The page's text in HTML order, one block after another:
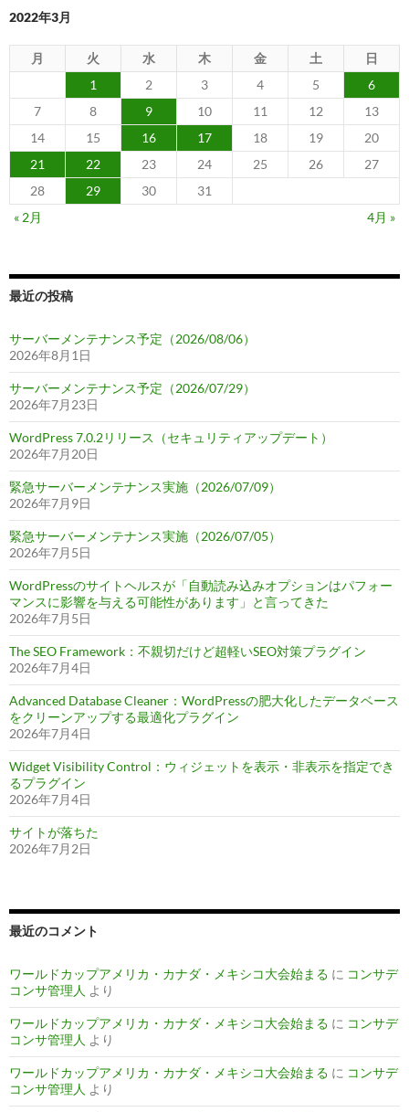
2022年3月
月 火 水 木 金 土
日
1
2 3 4 5
6
7
8 9 10 11 12
13
14
15 16 17 18 19
20
21
22 23 24 25 26
27
28
29 30
31
« 2月
4月 »
最近の投稿
サーバーメンテナンス予定（2026/08/06）
2026年8月1日
サーバーメンテナンス予定（2026/07/29）
2026年7月23日
WordPress 7.0.2リリース（セキュリティアップデート）
2026年7月20日
緊急サーバーメンテナンス実施（2026/07/09）
2026年7月9日
緊急サーバーメンテナンス実施（2026/07/05）
2026年7月5日
WordPressのサイトヘルスが「自動読み込みオプションはパフォー
マンスに影響を与える可能性があります」と言ってきた
2026年7月5日
The SEO Framework：不親切だけど超軽いSEO対策プラグイン
2026年7月4日
Advanced Database Cleaner：WordPressの肥大化したデータベース
をクリーンアップする最適化プラグイン
2026年7月4日
Widget Visibility Control：ウィジェットを表示・非表示を指定でき
るプラグイン
2026年7月4日
サイトが落ちた
2026年7月2日
最近のコメント
ワールドカップアメリカ・カナダ・メキシコ大会始まる に コンサデ
コンサ管理人 より
ワールドカップアメリカ・カナダ・メキシコ大会始まる に コンサデ
コンサ管理人 より
ワールドカップアメリカ・カナダ・メキシコ大会始まる に コンサデ
コンサ管理人 より